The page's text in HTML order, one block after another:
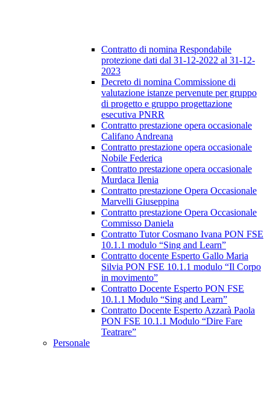
Contratto di nomina Respondabile
protezione dati dal 31-12-2022 al 31-12-
2023
Decreto di nomina Commissione di
valutazione istanze pervenute per gruppo
di progetto e gruppo progettazione
esecutiva PNRR
Contratto prestazione opera occasionale
Califano Andreana
Contratto prestazione opera occasionale
Nobile Federica
Contratto prestazione opera occasionale
Murdaca Ilenia
Contratto prestazione Opera Occasionale
Marvelli Giuseppina
Contratto prestazione Opera Occasionale
Commisso Daniela
Contratto Tutor Cosmano Ivana PON FSE
10.1.1 modulo “Sing and Learn”
Contratto docente Esperto Gallo Maria
Silvia PON FSE 10.1.1 modulo “Il Corpo
in movimento”
Contratto Docente Esperto PON FSE
10.1.1 Modulo “Sing and Learn”
Contratto Docente Esperto Azzarà Paola
PON FSE 10.1.1 Modulo “Dire Fare
Teatrare”
Personale